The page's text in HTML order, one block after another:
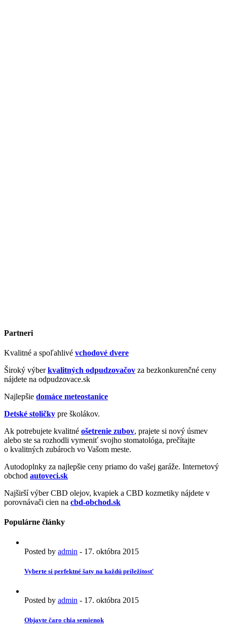
Partneri
Kvalitné a spoľahlivé vchodové dvere
Široký výberkvalitných odpudzovačov za bezkonkurenčné ceny
nájdete na odpudzovace.sk
Najlepšie domáce meteostanice
Detské stoličky pre školákov.
Ak potrebujete kvalitné ošetrenie zubov, prajete si nový úsmev
alebo ste sa rozhodli vymeniť svojho stomatológa, prečítajte
o kvalitných zubároch vo Vašom meste.
Autodoplnky za najlepšie ceny priamo do vašej garáže. Internetový
obchod autoveci.sk
Najširší výber CBD olejov, kvapiek a CBD kozmetiky nájdete v
porovnávači cien na cbd-obchod.sk
Populárne články
Posted by admin - 17. októbra 2015
Vyberte si perfektné šaty na každú príležitosť
Posted by admin - 17. októbra 2015
Objavte čaro chia semienok